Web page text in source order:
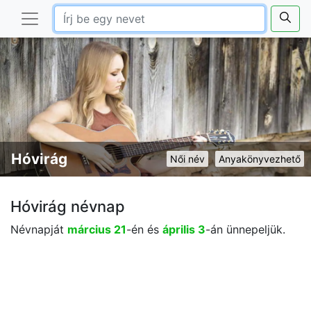
Anyakönyvezhető
Női név
Hóvirág
Hóvirág névnap
Névnapját március 21-én és április 3-án ünnepeljük.